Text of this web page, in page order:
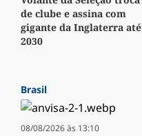
de clube e assina com
gigante da Inglaterra até
2030
Brasil
08/08/2026 às 13:10